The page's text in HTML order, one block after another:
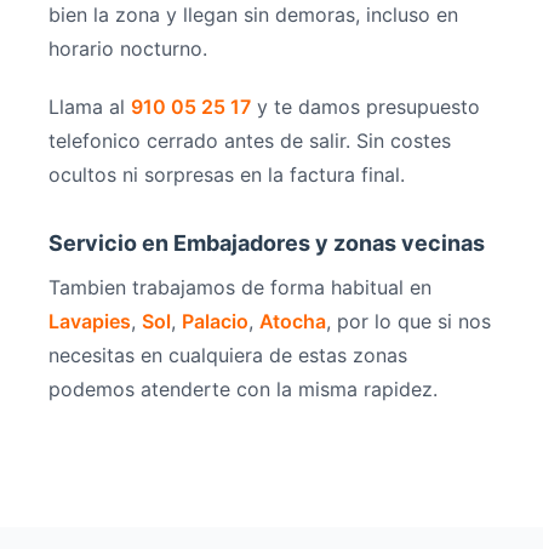
bien la zona y llegan sin demoras, incluso en
horario nocturno.
Llama al 910 05 25 17 y te damos presupuesto
telefonico cerrado antes de salir. Sin costes
ocultos ni sorpresas en la factura final.
Servicio en Embajadores y zonas vecinas
Tambien trabajamos de forma habitual en
Lavapies, Sol, Palacio, Atocha, por lo que si nos
necesitas en cualquiera de estas zonas
podemos atenderte con la misma rapidez.